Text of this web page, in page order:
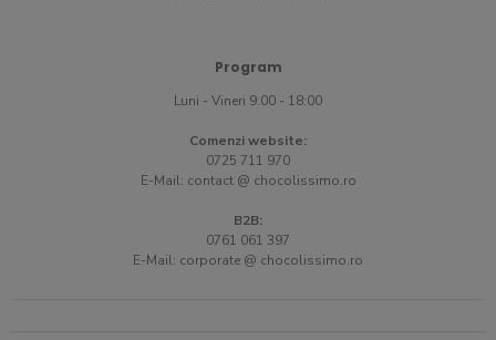
Program
Luni - Vineri 9:00 - 18:00
Comenzi website:
0725 711 970
E-Mail: contact @ chocolissimo.ro
B2B:
0761 061 397
E-Mail: corporate @ chocolissimo.ro